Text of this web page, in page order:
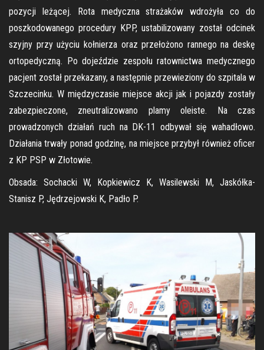
pozycji leżącej. Rota medyczna strażaków wdrożyła co do
poszkodowanego procedury KPP, ustabilizowany został odcinek
szyjny przy użyciu kołnierza oraz przełożono rannego na deskę
ortopedyczną. Po dojeździe zespołu ratownictwa medycznego
pacjent został przekazany, a następnie przewieziony do szpitala w
Szczecinku. W międzyczasie miejsce akcji jak i pojazdy zostały
zabezpieczone, zneutralizowano plamy oleiste. Na czas
prowadzonych działań ruch na DK-11 odbywał się wahadłowo.
Działania trwały ponad godzinę, na miejsce przybył również oficer
z KP PSP w Złotowie.
Obsada: Sochacki W, Kopkiewicz K, Wasilewski M, Jaskółka-
Stanisz P, Jędrzejowski K, Padło P.